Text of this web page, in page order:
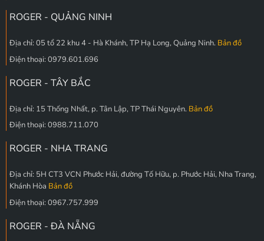
ROGER - QUẢNG NINH
Địa chỉ: 05 tổ 22 khu 4 - Hà Khánh, TP Hạ Long, Quảng Ninh. Bản đồ
Điện thoại: 0979.601.696
ROGER - TÂY BẮC
Địa chỉ: 15 Thống Nhất, p. Tân Lập, TP Thái Nguyên. Bản đồ
Điện thoại: 0988.711.070
ROGER - NHA TRANG
Địa chỉ: 5H CT3 VCN Phước Hải, đường Tố Hữu, p. Phước Hải, Nha Trang,
Khánh Hòa Bản đồ
Điện thoại: 0967.757.999
ROGER - ĐÀ NẴNG